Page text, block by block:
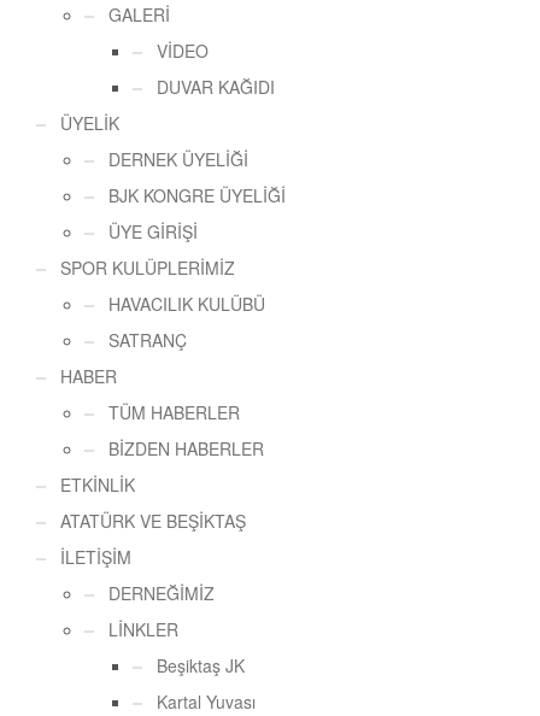
GALERİ
VİDEO
DUVAR KAĞIDI
ÜYELİK
DERNEK ÜYELİĞİ
BJK KONGRE ÜYELİĞİ
ÜYE GİRİŞİ
SPOR KULÜPLERİMİZ
HAVACILIK KULÜBÜ
SATRANÇ
HABER
TÜM HABERLER
BİZDEN HABERLER
ETKİNLİK
ATATÜRK VE BEŞİKTAŞ
İLETİŞİM
DERNEĞİMİZ
LİNKLER
Beşiktaş JK
Kartal Yuvası